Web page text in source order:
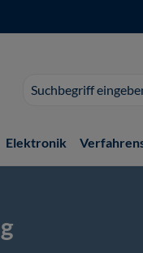
Suchvorschläge
erscheinen
der
Elektronik